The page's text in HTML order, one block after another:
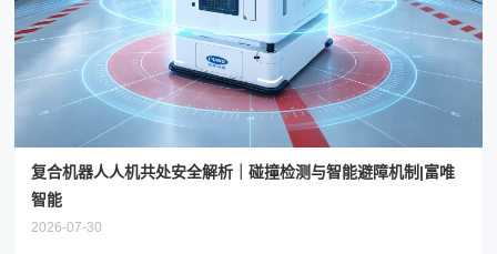
复合机器人人机共处安全解析｜碰撞检测与智能避障机制|富唯
智能
2026-07-30